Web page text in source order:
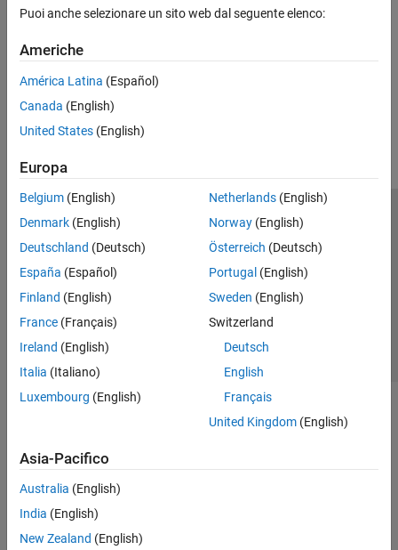
Puoi anche selezionare un sito web dal seguente elenco:
Americhe
América Latina (Español)
Canada (English)
United States (English)
Europa
Belgium (English)
Denmark (English)
Deutschland (Deutsch)
España (Español)
Finland (English)
France (Français)
Ireland (English)
Italia (Italiano)
Luxembourg (English)
Netherlands(English)
Norway(English)
Österreich (Deutsch)
Portugal (English)
Sweden (English)
Switzerland
Deutsch
English
Français
United Kingdom(English)
Asia-Pacifico
Australia (English)
India (English)
New Zealand (English)
Centro di fiducia
Informativa sulla privacy
Antipirateria
Stato dell'applicazione
Contatti
© 1994-2026 The MathWorks, Inc.